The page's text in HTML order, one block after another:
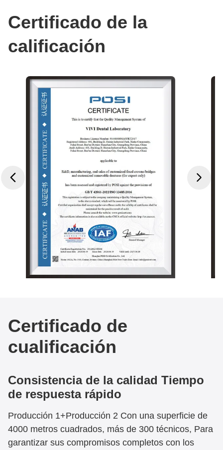
Certificado de la
calificación
Certificado de
cualificación
Consistencia de la calidad Tiempo
de respuesta rápido
Producción 1+Producción 2 Con una superficie de
4000 metros cuadrados, más de 300 técnicos, Para
garantizar sus compromisos completos con los